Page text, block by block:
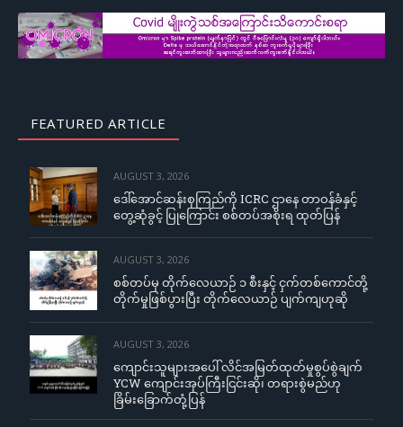
FEATURED ARTICLE
AUGUST 3, 2026
ဒေါ်အောင်ဆန်းစုကြည်ကို ICRC ဌာနေ တာဝန်ခံနှင့်
တွေ့ဆုံခွင့် ပြုကြောင်း စစ်တပ်အစိုးရ ထုတ်ပြန်
AUGUST 3, 2026
စစ်တပ်မှ တိုက်လေယာဉ် ၁ စီးနှင့် ငှက်တစ်ကောင်တို့
တိုက်မှုဖြစ်ပွားပြီး တိုက်လေယာဉ် ပျက်ကျဟုဆို
AUGUST 3, 2026
ကျောင်းသူများအပေါ် လိင်အမြတ်ထုတ်မှုစွပ်စွဲချက်
YCW ကျောင်းအုပ်ကြီးငြင်းဆို၊ တရားစွဲမည်ဟု
ခြိမ်းခြောက်တုံ့ပြန်